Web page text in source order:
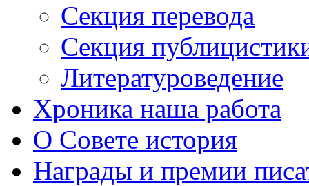
Секция перевода
Секция
Литературоведение
Хроника наша работа
О Совете история
Награды и премии